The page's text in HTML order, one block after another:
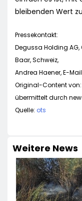
bleibenden Wert
Pressekontakt:
Degussa Holding AG,
Baar, Schweiz,
Andrea Haener, E-
Original-Content
übermittelt durch
Quelle: ots
Weitere News